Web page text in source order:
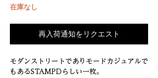
在庫なし
再入荷通知をリクエスト
モダンストリートでありモードカジュアルで
もあるSTAMPDらしい一枚。